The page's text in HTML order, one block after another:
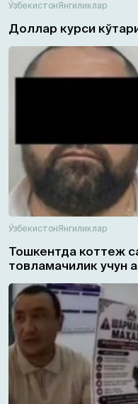
ЎзбекистонЯнгиликлар
Доллар курси
ЎзбекистонЯнгиликлар
Тошкентда коттеж
товламачилик учун